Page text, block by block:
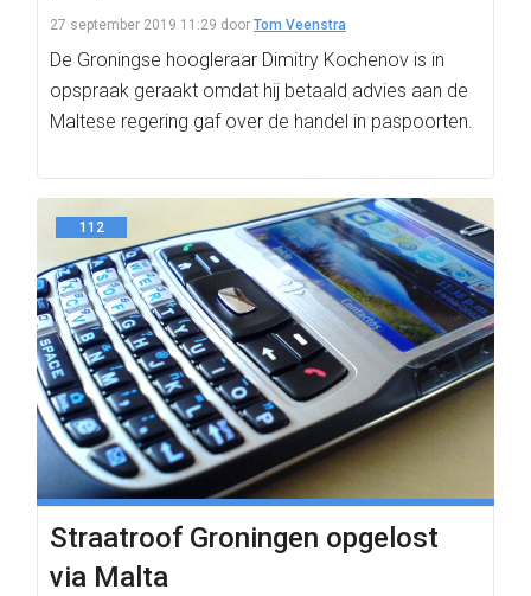
27 september 2019 11:29 door Tom Veenstra
De Groningse hoogleraar Dimitry Kochenov is in
opspraak geraakt omdat hij betaald advies aan de
Maltese regering gaf over de handel in paspoorten.
112
Straatroof Groningen opgelost
via Malta